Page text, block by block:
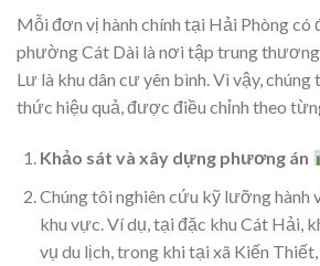
Mỗi đơn vị hành chính tại Hải Phòng có
phường Cát Dài là nơi tập trung
Lư là khu dân cư yên bình. Vì vậy,
thức hiệu quả, được điều chỉnh theo
Khảo sát và xây dựng phương án
Chúng tôi nghiên cứu kỹ lưỡng hành
khu vực. Ví dụ, tại đặc khu Cát Hải,
vụ du lịch, trong khi tại xã Kiến Thiết,